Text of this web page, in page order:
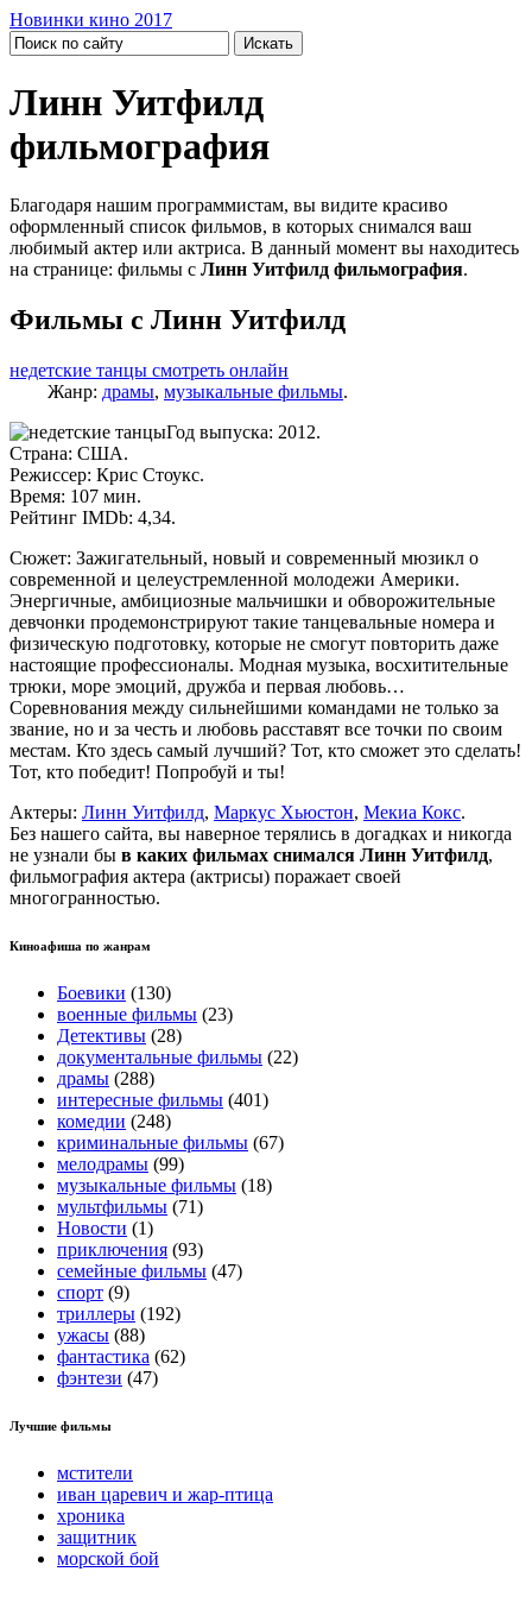
Новинки кино 2017
Линн Уитфилд
фильмография
Благодаря нашим программистам, вы видите красиво
оформленный список фильмов, в которых снимался ваш
любимый актер или актриса. В данный момент вы находитесь
на странице: фильмы с Линн Уитфилд фильмография.
Фильмы с Линн Уитфилд
недетские танцы смотреть онлайн
Жанр: драмы, музыкальные фильмы.
Год выпуска: 2012.
Страна: США.
Режиссер: Крис Стоукс.
Время: 107 мин.
Рейтинг IMDb: 4,34.
Сюжет: Зажигательный, новый и современный мюзикл о
современной и целеустремленной молодежи Америки.
Энергичные, амбициозные мальчишки и обворожительные
девчонки продемонстрируют такие танцевальные номера и
физическую подготовку, которые не смогут повторить даже
настоящие профессионалы. Модная музыка, восхитительные
трюки, море эмоций, дружба и первая любовь…
Соревнования между сильнейшими командами не только за
звание, но и за честь и любовь расставят все точки по своим
местам. Кто здесь самый лучший? Тот, кто сможет это сделать!
Тот, кто победит! Попробуй и ты!
Актеры: Линн Уитфилд, Маркус Хьюстон, Мекиа Кокс.
Без нашего сайта, вы наверное терялись в догадках и никогда
не узнали бы в каких фильмах снимался Линн Уитфилд,
фильмография актера (актрисы) поражает своей
многогранностью.
Киноафиша по жанрам
Боевики (130)
военные фильмы (23)
Детективы (28)
документальные фильмы (22)
драмы (288)
интересные фильмы (401)
комедии (248)
криминальные фильмы (67)
мелодрамы (99)
музыкальные фильмы (18)
мультфильмы (71)
Новости (1)
приключения (93)
семейные фильмы (47)
спорт (9)
триллеры (192)
ужасы (88)
фантастика (62)
фэнтези (47)
Лучшие фильмы
мстители
иван царевич и жар-птица
хроника
защитник
морской бой